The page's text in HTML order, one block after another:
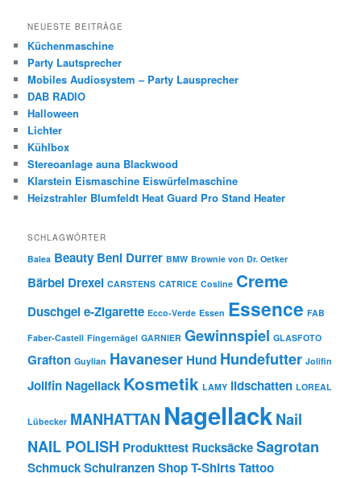
NEUESTE BEITRÄGE
Küchenmaschine
Party Lautsprecher
Mobiles Audiosystem – Party Lausprecher
DAB RADIO
Halloween
Lichter
Kühlbox
Stereoanlage auna Blackwood
Klarstein Eismaschine Eiswürfelmaschine
Heizstrahler Blumfeldt Heat Guard Pro Stand Heater
SCHLAGWÖRTER
Balea Beauty Beni Durrer BMW Brownie von Dr. Oetker
Bärbel Drexel CARSTENS CATRICE Cosline Creme
Duschgele-Zigarette Ecco-Verde Essen Essence FAB
Faber-Castell Fingernägel GARNIER Gewinnspiel GLASFOTO
Grafton Guylian Havaneser Hund Hundefutter Jolifin
Jolifin Nagellack Kosmetik LAMY lidschatten LOREAL
Lübecker MANHATTAN NagellackNail
NAIL POLISH Produkttest RucksäckeSagrotan
SchmuckSchulranzenShopT-ShirtsTattoo